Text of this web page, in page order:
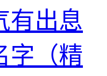
有出息
字（精